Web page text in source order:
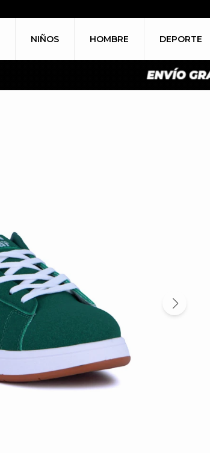
NIÑOS HOMBRE DEPORTE